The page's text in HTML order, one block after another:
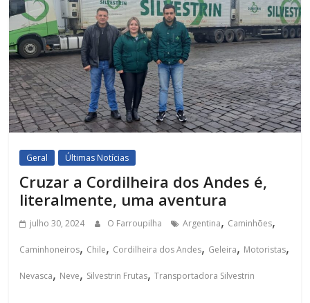
Geral Últimas Notícias
Cruzar a Cordilheira dos Andes é,
literalmente, uma aventura
julho 30, 2024 O Farroupilha Argentina, Caminhões,
Caminhoneiros, Chile, Cordilheira dos Andes, Geleira, Motoristas,
Nevasca, Neve, Silvestrin Frutas,Transportadora Silvestrin